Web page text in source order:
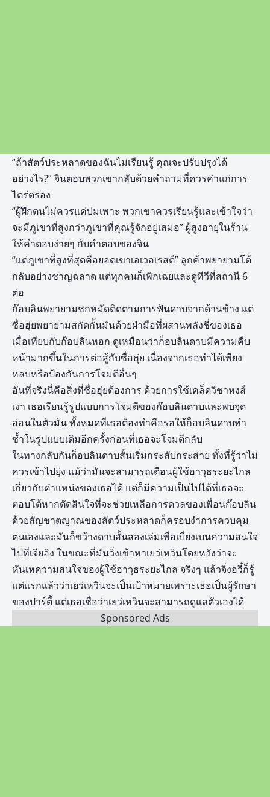
“ถ้าสัตว์ประหลาดของฉันไม่เรียนรู้ คุณจะปรับปรุงได้
อย่างไร?” จินตอบพวกเขากลับด้วยคำถามที่ควรค่าแก่การ
ไตร่ตรอง
“ผู้ฝึกตนไม่ควรแค่บ่มเพาะ พวกเขาควรเรียนรู้และเข้าใจว่า
จะมีภูเขาที่สูงกว่าภูเขาที่คุณรู้จักอยู่เสมอ” ผู้สูงอายุในร้าน
ให้คำตอบง่ายๆ กับคำตอบของจิน
“แต่ภูเขาที่สูงที่สุดคือยอดเขาเอเวอเรสต์” ลูกค้าพยายามโต้
กลับอย่างชาญฉลาด แต่ทุกคนก็เพิกเฉยและดูทีวีที่สถานี 6
ต่อ
ก๊อบลินพยายามชกหมัดติดตามการฟันดาบจากด้านข้าง แต่
ซื่อฮุ่ยพยายามสกัดกั้นมันด้วยฝ่ามือที่ผสานพลังชี่ของเธอ
เมื่อเทียบกับก๊อบลินหอก ดูเหมือนว่าก็อบลินดาบมีความคืบ
หน้ามากขึ้นในการต่อสู้กับซื่อฮุ่ย เนื่องจากเธอทำได้เพียง
หลบหรือป้องกันการโจมตีอื่นๆ
อันที่จริงนี่คือสิ่งที่ซื่อฮุ่ยต้องการ ด้วยการใช้เคล็ดวิชาหงส์
เงา เธอเรียนรู้รูปแบบการโจมตีของก๊อบลินดาบและพบจุด
อ่อนในตัวมัน ทั้งหมดที่เธอต้องทำคือรอให้ก็อบลินดาบทำ
ซ้ำในรูปแบบเดิมอีกครั้งก่อนที่เธอจะโจมตีกลับ
ในทางกลับกันก็อบลินดาบสั้นเริ่มกระสับกระส่าย ทั้งที่รู้ว่าไม่
ควรเข้าไปยุ่ง แม้ว่ามันจะสามารถเตือนผู้ใช้อาวุธระยะไกล
เกี่ยวกับตำแหน่งของเธอได้ แต่ก็มีความเป็นไปได้ที่เธอจะ
ตอบโต้หากตัดสินใจที่จะช่วยเหลือการดวลของเพื่อนก๊อบลิน
ด้วยสัญชาตญาณของสัตว์ประหลาดก็ครอบงำการควบคุม
ตนเองและมันก็ขว้างดาบสั้นสองเล่มเพื่อเบี่ยงเบนความสนใจ
ไปที่เจียอิง ในขณะที่มันวิ่งเข้าหาเยว่เหวินโดยหวังว่าจะ
หันเหความสนใจของผู้ใช้อาวุธระยะไกล จริงๆ แล้วจิ่งอวี๋ก็รู้
แต่แรกแล้วว่าเยว่เหวินจะเป็นเป้าหมายเพราะเธอเป็นผู้รักษา
ของปาร์ตี้ แต่เธอเชื่อว่าเยว่เหวินจะสามารถดูแลตัวเองได้
Sponsored Ads